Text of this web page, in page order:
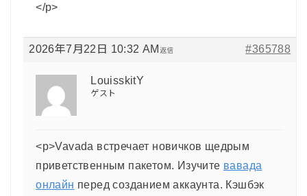
</p>
2026年7月22日 10:32 AM #365788
返信
LouisskitY
ゲスト
<p>Vavada встречает новичков щедрым
приветственным пакетом. Изучите вавада
онлайн перед созданием аккаунта. Кэшбэк